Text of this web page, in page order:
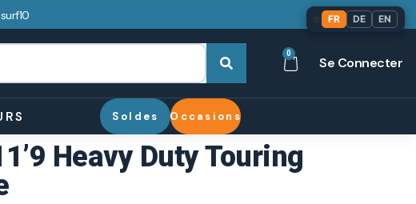
0
Se Connecter
Soldes Occasions
Heavy Duty Touring
FR DE EN